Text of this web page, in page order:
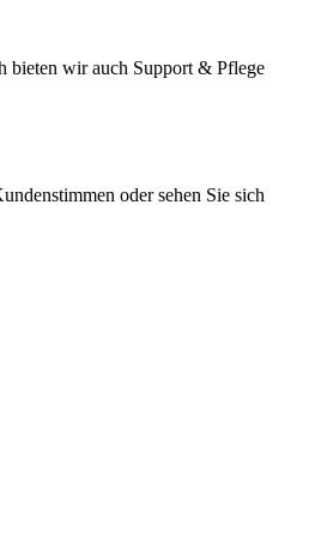
bieten wir auch Support & Pflege
oder sehen Sie sich